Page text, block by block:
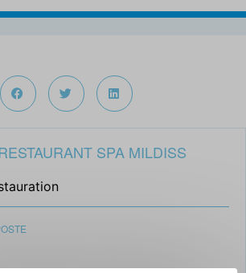
SPA MILDISS